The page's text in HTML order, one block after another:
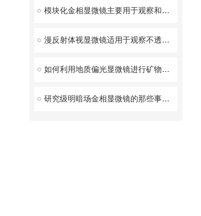
模块化金相显微镜主要用于观察和研究样品的金相组织
漫反射体视显微镜适用于观察不透明或半透明的样品
如何利用地质偏光显微镜进行矿物成因研究？
研究级明暗场金相显微镜的那些事，一起来了解下吧